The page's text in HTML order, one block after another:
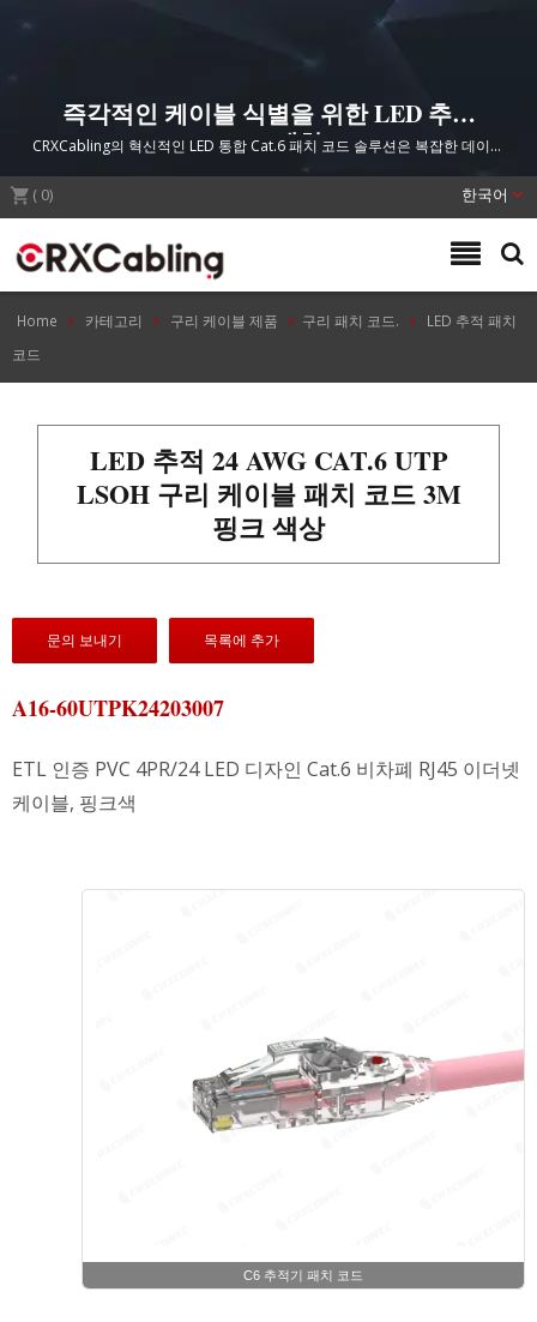
즉각적인 케이블 식별을 위한 LED 추적
Cat.6 UTP 패치 코드
CRXCabling의 혁신적인 LED 통합 Cat.6 패치 코드 솔루션은 복잡한 데이터
센터 및 산업 환경에서 즉각적인 식별을 위한 내장형 조명 활성화 기능으로
( 0) 한국어
Home 카테고리 구리 케이블 제품 구리 패치 코드.
LED 추적 패치
코드
LED 추적 24 AWG CAT.6 UTP
LSOH 구리 케이블 패치 코드 3M
핑크 색상
문의 보내기 목록에 추가
A16-60UTPK24203007
ETL 인증 PVC 4PR/24 LED 디자인 Cat.6 비차폐 RJ45 이더넷
케이블, 핑크색
C6 추적기 패치 코드